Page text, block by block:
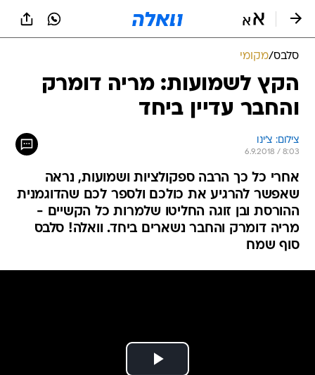
סלבס/מקומי
הקץ לשמועות: מריה דומרק
והחבר עדיין ביחד
צילום: צ'ינו
6.9.2018 / 8:03
אחרי כל כך הרבה ספקולציות ושמועות, נראה
שאפשר להרגיע את כולכם ולספר לכם שהדוגמנית
ההורסת ובן זוגה החליטו שלמרות כל הקשיים -
מריה דומרק והחבר נשארים ביחד. וואלה! סלבס
סוף שמח